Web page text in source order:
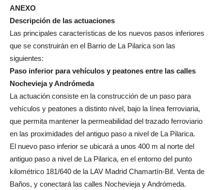
ANEXO
Descripción de las actuaciones
Las principales características de los nuevos pasos inferiores
que se construirán en el Barrio de La Pilarica son las
siguientes:
Paso inferior para vehículos y peatones entre las calles
Nochevieja y Andrómeda
La actuación consiste en la construcción de un paso para
vehículos y peatones a distinto nivel, bajo la línea ferroviaria,
que permita mantener la permeabilidad del trazado ferroviario
en las proximidades del antiguo paso a nivel de La Pilarica.
El nuevo paso inferior se ubicará a unos 400 m al norte del
antiguo paso a nivel de La Pilarica, en el entorno del punto
kilométrico 181/640 de la LAV Madrid Chamartín-Bif. Venta de
Baños, y conectará las calles Nochevieja y Andrómeda.